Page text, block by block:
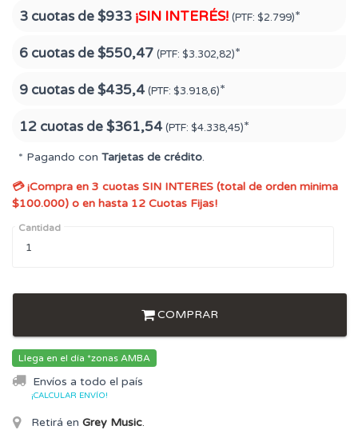
3 cuotas de$933 ¡SIN INTERÉS! (PTF: $2.799)*
6 cuotas de$550,47 (PTF: $3.302,82)*
9 cuotas de$435,4 (PTF: $3.918,6)*
12 cuotas de$361,54 (PTF: $4.338,45)*
* Pagando con Tarjetas de crédito.
💳 ¡Compra en 3 cuotas SIN INTERES (total de orden minima
$100.000) o en hasta 12 Cuotas Fijas!
Cantidad
COMPRAR
Llega en el día *zonas AMBA
Envíos a todo el país
¡CALCULAR ENVÍO!
Retirá en Grey Music.